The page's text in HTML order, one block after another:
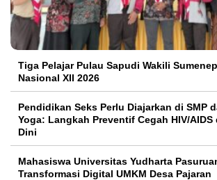
Tiga Pelajar Pulau Sapudi Wakili
Nasional XII 2026
Pendidikan Seks Perlu Diajarkan di SMP
Yoga: Langkah Preventif Cegah HIV/AIDS
Dini
Mahasiswa Universitas Yudharta
Transformasi Digital UMKM Desa Pajaran